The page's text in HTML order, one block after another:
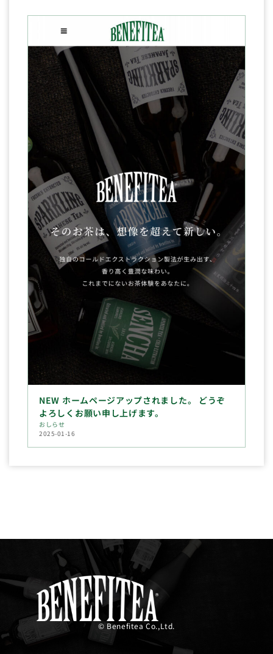
NEW ホームページアップされました。 どうぞ
よろしくお願い申し上げます。
おしらせ
2025-01-16
© Benefitea Co.,Ltd.